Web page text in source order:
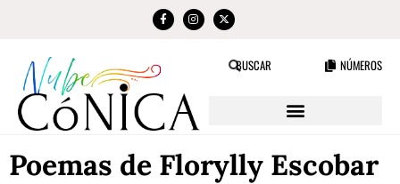
BUSCAR NÚMEROS
Poemas de Florylly Escobar